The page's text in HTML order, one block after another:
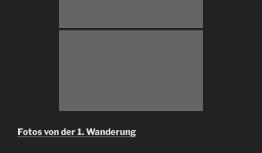
Fotos von der 1.Wanderung